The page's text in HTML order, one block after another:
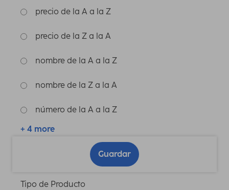
precio de la A a la Z
precio de la Z a la A
nombre de la A a la Z
nombre de la Z a la A
número de la A a la Z
+ 4 more
Guardar
Tipo de Producto